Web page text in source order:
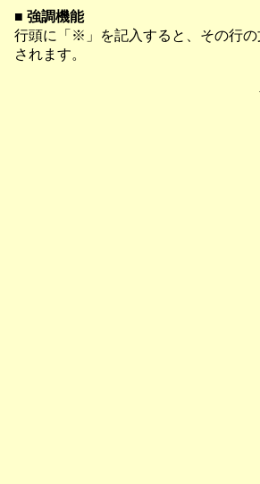
■ 強調機能
行頭に「※」を記入すると、その行
されます。